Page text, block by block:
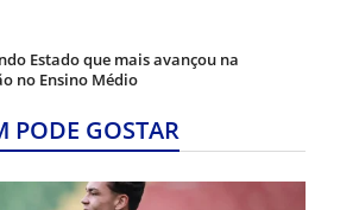
Estado que mais avançou na
no Ensino Médio
PODE GOSTAR